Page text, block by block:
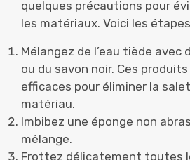
quelques précautions pour
les matériaux. Voici les
Mélangez de l’eau tiède avec
ou du savon noir. Ces
efficaces pour éliminer la
matériau.
Imbibez une éponge non
mélange.
Frottez délicatement toutes